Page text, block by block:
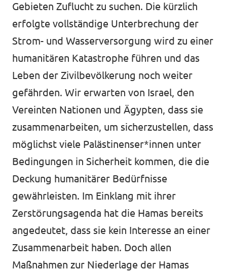
Gebieten Zuflucht zu suchen. Die kürzlich
erfolgte vollständige Unterbrechung der
Strom- und Wasserversorgung wird zu einer
humanitären Katastrophe führen und das
Leben der Zivilbevölkerung noch weiter
gefährden. Wir erwarten von Israel, den
Vereinten Nationen und Ägypten, dass sie
zusammenarbeiten, um sicherzustellen, dass
möglichst viele Palästinenser*innen unter
Bedingungen in Sicherheit kommen, die die
Deckung humanitärer Bedürfnisse
gewährleisten. Im Einklang mit ihrer
Zerstörungsagenda hat die Hamas bereits
angedeutet, dass sie kein Interesse an einer
Zusammenarbeit haben. Doch allen
Maßnahmen zur Niederlage der Hamas